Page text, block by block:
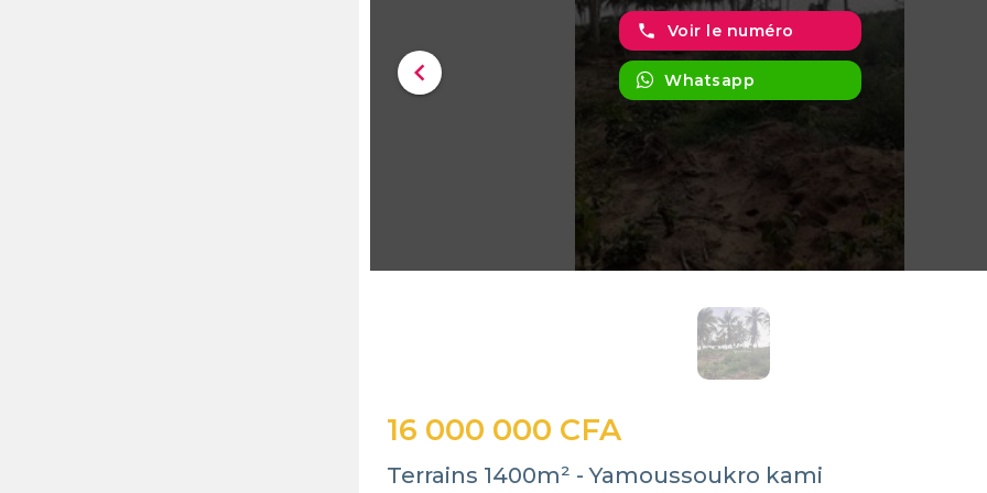
chevron_left
phone Voir le numéro
Whatsapp
16 000 000 CFA
Terrains 1400m² - Yamoussoukro kami